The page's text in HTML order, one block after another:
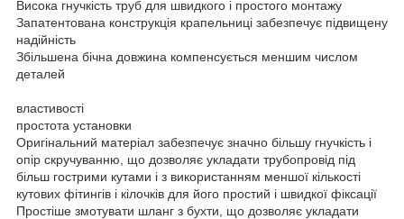
Висока гнучкість труб для швидкого і простого монтажу
Запатентована конструкція крапельниці забезпечує підвищену
надійність
Збільшена бічна довжина компенсується меншим числом
деталей
властивості
простота установки
Оригінальний матеріал забезпечує значно більшу гнучкість і
опір скручуванню, що дозволяє укладати трубопровід під
більш гострими кутами і з використанням меншої кількості
кутових фітингів і кілочків для його простий і швидкої фіксації
Простіше змотувати шланг з бухти, що дозволяє укладати